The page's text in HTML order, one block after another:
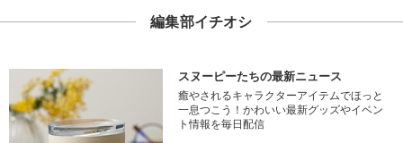
編集部イチオシ
スヌーピーたちの最新ニュース
癒やされるキャラクターアイテムでほっと
一息つこう！かわいい最新グッズやイベン
ト情報を毎日配信